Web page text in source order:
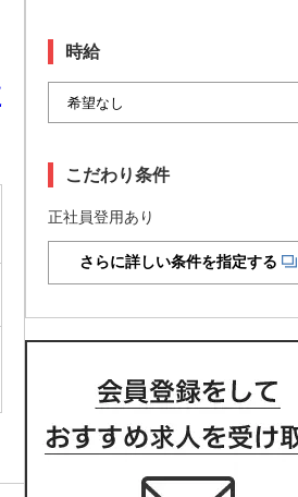
時給
こだわり条件
正社員登用あり
さらに詳しい条件を指定する